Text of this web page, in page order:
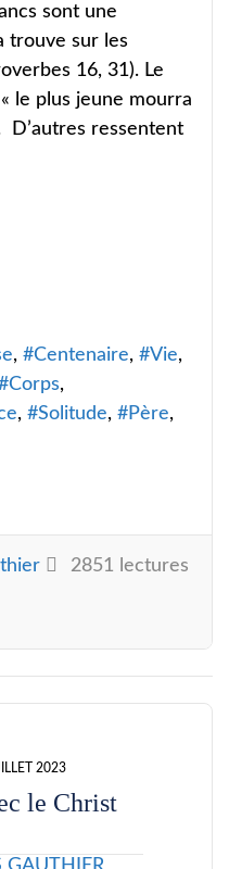
sont une
trouve sur les
16, 31). Le
le plus jeune mourra
D’autres ressentent
Centenaire
Vie
Corps
Solitude
Père
2851 lectures
2023
le Christ